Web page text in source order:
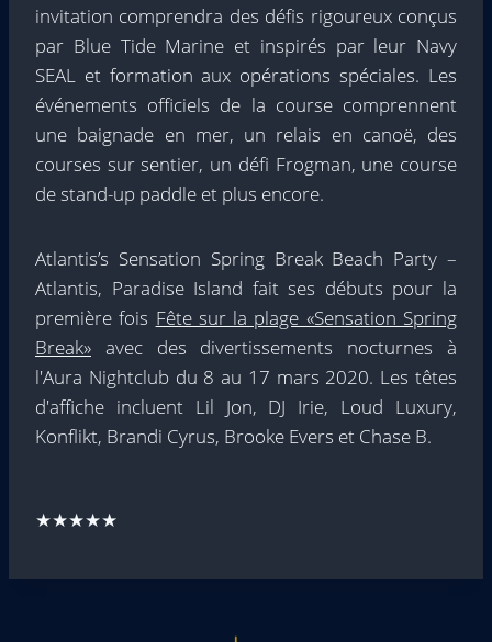
invitation comprendra des défis rigoureux conçus
par Blue Tide Marine et inspirés par leur Navy
SEAL et formation aux opérations spéciales. Les
événements officiels de la course comprennent
une baignade en mer, un relais en canoë, des
courses sur sentier, un défi Frogman, une course
de stand-up paddle et plus encore.
Atlantis’s Sensation Spring Break Beach Party –
Atlantis, Paradise Island fait ses débuts pour la
première fois Fête sur la plage «Sensation Spring
Break» avec des divertissements nocturnes à
l'Aura Nightclub du 8 au 17 mars 2020. Les têtes
d'affiche incluent Lil Jon, DJ Irie, Loud Luxury,
Konflikt, Brandi Cyrus, Brooke Evers et Chase B.
★★★★★